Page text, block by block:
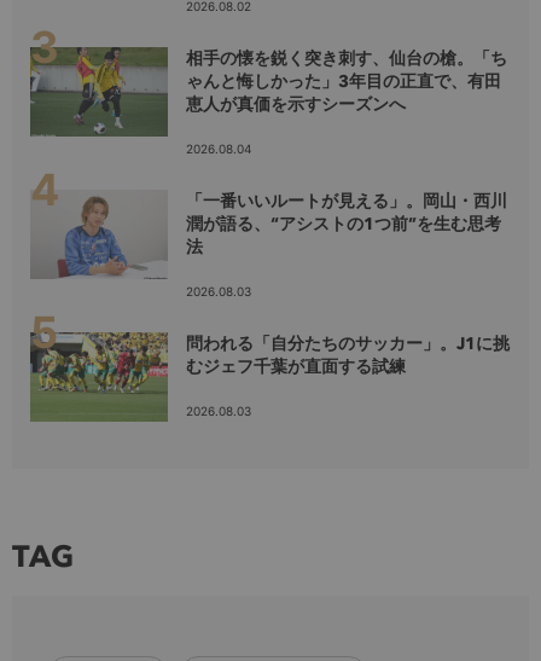
2026.08.02
相手の懐を鋭く突き刺す、仙台の槍。「ち
ゃんと悔しかった」3年目の正直で、有田
恵人が真価を示すシーズンへ
2026.08.04
「一番いいルートが見える」。岡山・西川
潤が語る、“アシストの1つ前”を生む思考
法
2026.08.03
問われる「自分たちのサッカー」。J1に挑
むジェフ千葉が直面する試練
2026.08.03
TAG